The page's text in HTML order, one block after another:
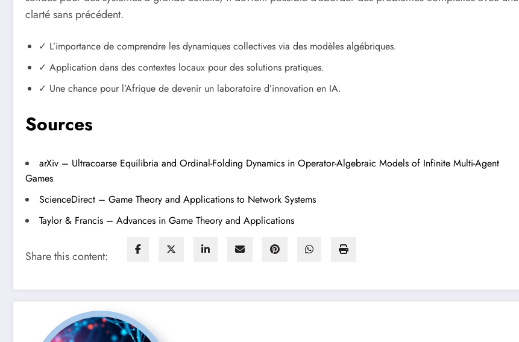
clarté sans précédent.
✓ L’importance de comprendre les dynamiques collectives via des modèles algébriques.
✓ Application dans des contextes locaux pour des solutions pratiques.
✓ Une chance pour l’Afrique de devenir un laboratoire d’innovation en IA.
Sources
arXiv – Ultracoarse Equilibria and Ordinal-Folding Dynamics in Operator-Algebraic Models of Infinite Multi-Agent
Games
ScienceDirect – Game Theory and Applications to Network Systems
Taylor & Francis – Advances in Game Theory and Applications
Share this content: